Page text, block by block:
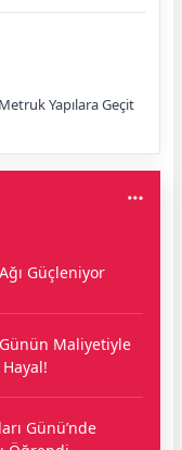
Yapılara Geçit
Güçleniyor
Maliyetiyle
Günü’nde